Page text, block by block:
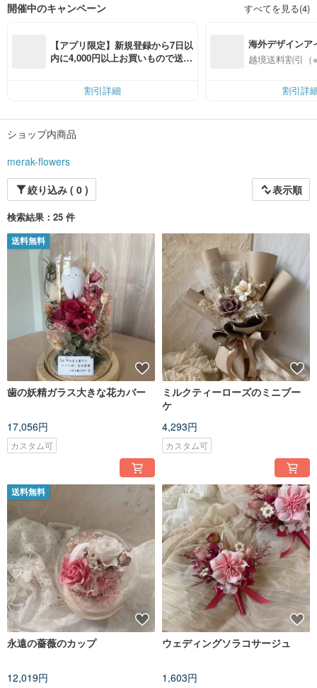
Berry flower arrangement
Flowers bring people back to their original, purest heart.
Flowers make people discover that happiness is all around them.
Flowers remind people of beautiful memories from the past.
Feel the tiny happiness from flower arrangements
Merak originates from Serbian
I hope everyone who receives the berry gift can feel happy from the bottom of
their hearts.
開催中のキャンペーン すべてを見る(4)
【アプリ限定】新規登録から7日以
内に4,000円以上お買いもので送料
割引詳細
海外デザインア
入
越境送料割引（
割引詳
ショップ内商品
merak-flowers
絞り込み ( 0 )
表示順
検索結果：25 件
送料無料
歯の妖精ガラス大きな花カバー
17,056円
カスタム可
ミルクティーローズのミニブー
ケ
4,293円
カスタム可
送料無料
永遠の薔薇のカップ
12,019円
ウェディングソラコサージュ
1,603円